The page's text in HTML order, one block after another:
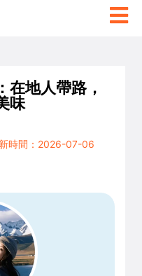
在地人帶路，
味
時間：2026-07-06